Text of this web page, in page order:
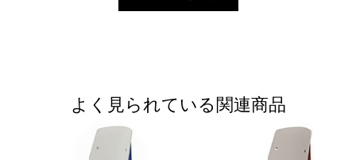
よく見られている関連商品